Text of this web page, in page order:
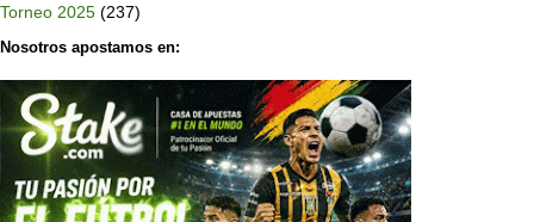
Torneo 2025 (237)
Nosotros apostamos en: